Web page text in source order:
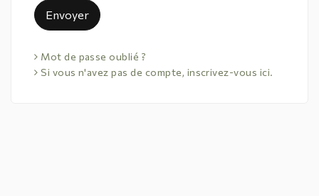
Envoyer
Mot de passe oublié ?
Si vous n'avez pas de compte, inscrivez-vous ici.